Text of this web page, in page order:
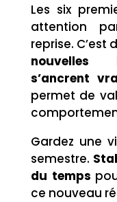
Les six
attention
reprise.
nouvelles
s’ancrent
permet de
Gardez une
semestre.
du temps
ce nouveau